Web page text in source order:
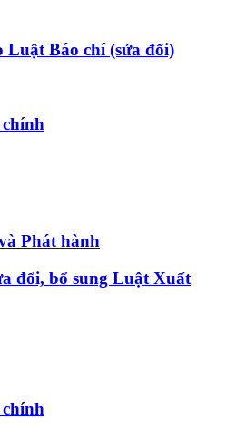
Luật Báo chí (sửa đổi)
Phát hành
đổi, bổ sung Luật Xuất